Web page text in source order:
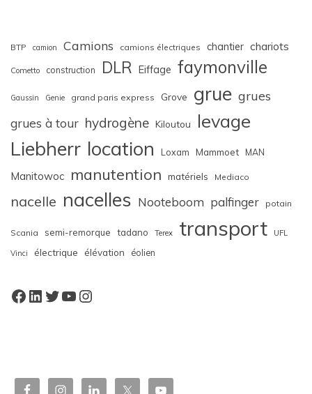
BTP camion Camions camions électriques chantier chariots
Cometto construction DLR Eiffage faymonville
Gaussin Genie grand paris express Grove grue grues
grues à tour hydrogène Kiloutou levage
Liebherr location Loxam Mammoet MAN
Manitowoc manutention matériels Mediaco
nacelle nacelles Nooteboom palfinger potain
Scania semi-remorque tadano Terex transport UFL
Vinci électrique élévation éolien
Facebook
LinkedIn
Twitter
YouTube
Instagram